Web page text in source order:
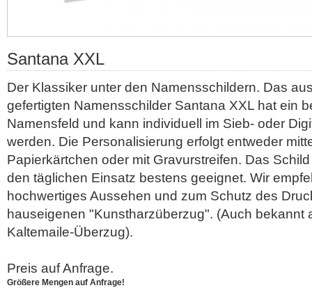
Santana XXL
Der Klassiker unter den Namensschildern. Das
gefertigten Namensschilder Santana XXL hat ein
Namensfeld und kann individuell im Sieb- oder
werden. Die Personalisierung erfolgt entweder
Papierkärtchen oder mit Gravurstreifen. Das
den täglichen Einsatz bestens geeignet. Wir
hochwertiges Aussehen und zum Schutz des
hauseigenen "Kunstharzüberzug". (Auch bekannt
Kaltemaile-Überzug).
Preis auf Anfrage.
Größere Mengen auf Anfrage!